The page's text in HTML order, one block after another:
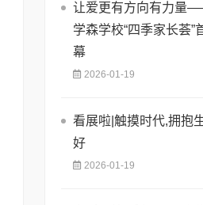
让爱更有方向有力量
学森学校“四季家长荟”
幕
2026-01-19
看展啦|触摸时代,拥抱
好
2026-01-19